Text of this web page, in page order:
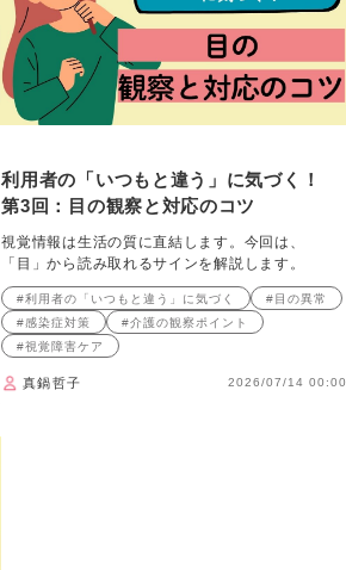
利用者の「いつもと違う」に気づく！
第3回：目の観察と対応のコツ
視覚情報は生活の質に直結します。今回は、
「目」から読み取れるサインを解説します。
#利用者の「いつもと違う」に気づく
#目の異常
#感染症対策
#介護の観察ポイント
#視覚障害ケア
真鍋哲子 2026/07/14 00:00